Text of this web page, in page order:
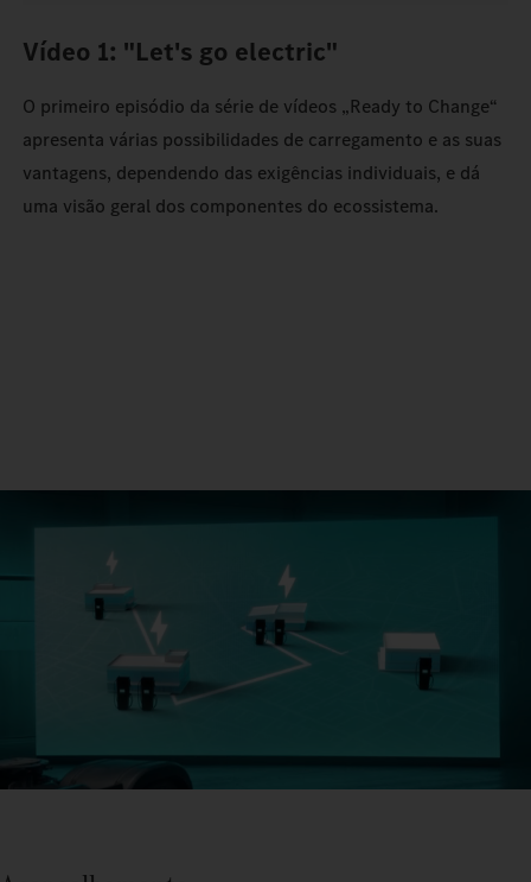
Vídeo 1: "Let's go electric"
O primeiro episódio da série de vídeos „Ready to Change“
apresenta várias possibilidades de carregamento e as suas
vantagens, dependendo das exigências individuais, e dá
uma visão geral dos componentes do ecossistema.